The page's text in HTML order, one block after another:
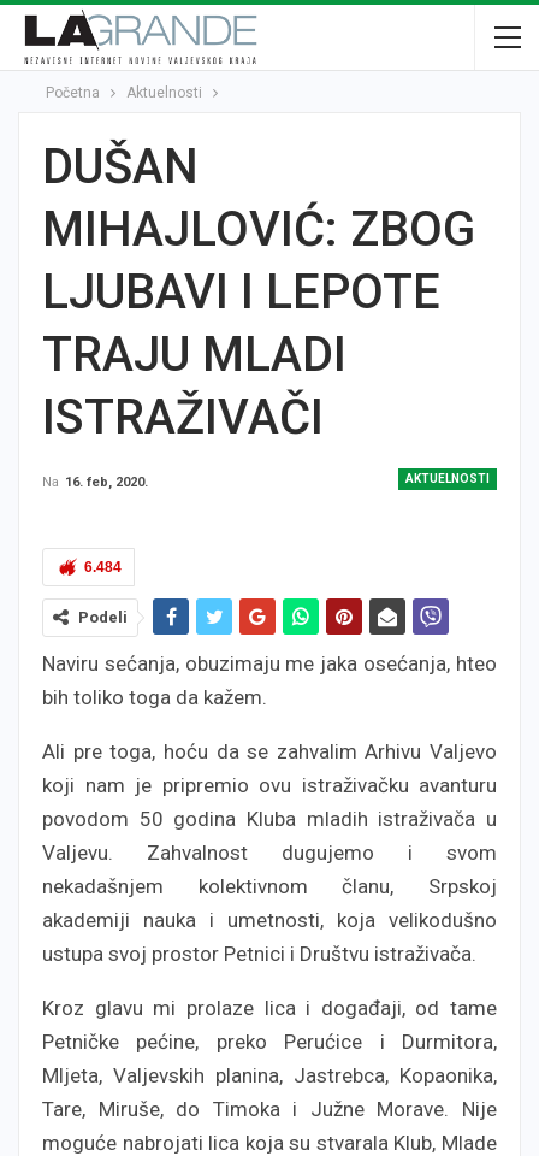
Početna Aktuelnosti
DUŠAN
MIHAJLOVIĆ: ZBOG
LJUBAVI I LEPOTE
TRAJU MLADI
ISTRAŽIVAČI
AKTUELNOSTI
Na 16. feb, 2020.
6.484
Podeli
Naviru sećanja, obuzimaju me jaka osećanja, hteo
bih toliko toga da kažem.
Ali pre toga, hoću da se zahvalim Arhivu Valjevo
koji nam je pripremio ovu istraživačku avanturu
povodom 50 godina Kluba mladih istraživača u
Valjevu. Zahvalnost dugujemo i svom
nekadašnjem kolektivnom članu, Srpskoj
akademiji nauka i umetnosti, koja velikodušno
ustupa svoj prostor Petnici i Društvu istraživača.
Kroz glavu mi prolaze lica i događaji, od tame
Petničke pećine, preko Perućice i Durmitora,
Mljeta, Valjevskih planina, Jastrebca, Kopaonika,
Tare, Miruše, do Timoka i Južne Morave. Nije
moguće nabrojati lica koja su stvarala Klub, Mlade